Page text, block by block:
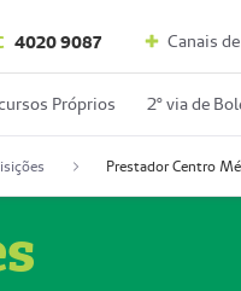
4020 9087 Canais
Próprios 2º via de